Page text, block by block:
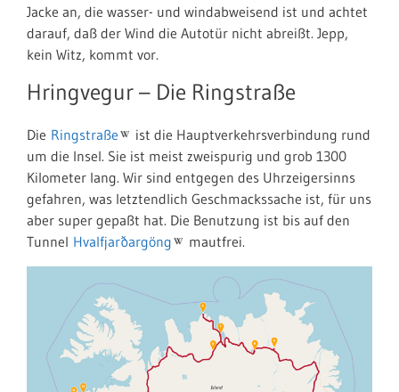
Jacke an, die wasser- und windabweisend ist und achtet
darauf, daß der Wind die Autotür nicht abreißt. Jepp,
kein Witz, kommt vor.
Hringvegur – Die Ringstraße
Die Ringstraße
ist die Hauptverkehrsverbindung rund
um die Insel. Sie ist meist zweispurig und grob 1300
Kilometer lang. Wir sind entgegen des Uhrzeigersinns
gefahren, was letztendlich Geschmackssache ist, für uns
aber super gepaßt hat. Die Benutzung ist bis auf den
Tunnel Hvalfjarðargöng mautfrei.